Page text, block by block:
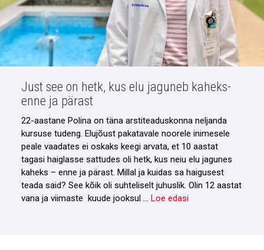
Just see on hetk, kus elu jaguneb kaheks-
enne ja pärast
22-aastane Polina on täna arstiteaduskonna neljanda
kursuse tudeng. Elujõust pakatavale noorele inimesele
peale vaadates ei oskaks keegi arvata, et 10 aastat
tagasi haiglasse sattudes oli hetk, kus neiu elu jagunes
kaheks – enne ja pärast. Millal ja kuidas sa haigusest
teada said? See kõik oli suhteliselt juhuslik. Olin 12 aastat
vana ja viimaste kuude jooksul … Loe edasi